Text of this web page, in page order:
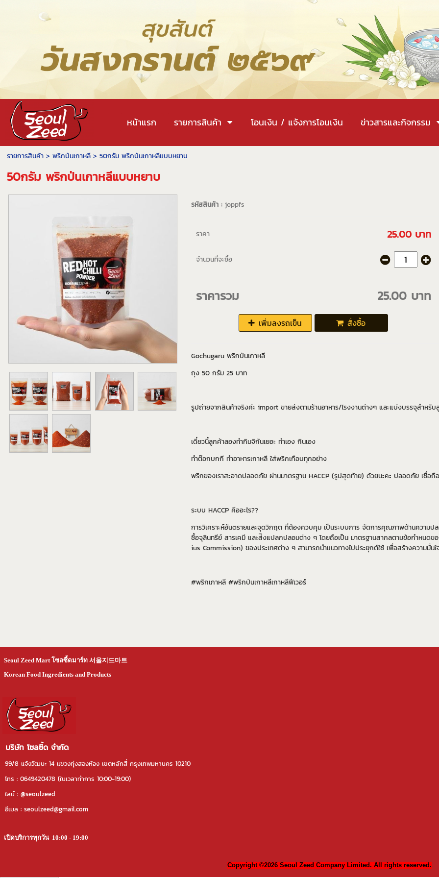
หน้าแรก รายการสินค้า โอนเงิน / แจ้งการโอนเงิน ข่าวสารและกิจกรรม
รายการสินค้า> พริกป่นเกาหลี> 50กรัม พริกป่นเกาหลีแบบหยาบ
50กรัม พริกป่นเกาหลีแบบหยาบ
รหัสสินค้า : joppfs
ราคา 25.00 บาท
จำนวนที่จะซื้อ
ราคารวม 25.00 บาท
เพิ่มลงรถเข็น สั่งซื้อ
Gochugaru พริกป่นเกาหลี
ถุง 50 กรัม 25 บาท
รูปถ่ายจากสินค้าจริงค่ะ import ขายส่งตามร้านอาหาร/โรงงานต่างๆ และแบ่งบรรจุสำหรั
เดี๋ยวนี้ลูกค้าลองทำกิมจิกันเยอะ ทำเอง กินเอง
ทำต๊อกบกกี ทำอาหารเกาหลี ใส่พริกเกือบทุกอย่าง
พริกของเราสะอาดปลอดภัย ผ่านมาตรฐาน HACCP (รูปสุดท้าย) ด้วยนะคะ ปลอดภัย เชื่อถื
ระบบ HACCP คืออะไร??
การวิเคราะห์อันตรายและจุดวิกฤต ที่ต้องควบคุม เป็นระบบการ จัดการคุณภาพด้านความป
ชื้อจุลินทรีย์ สารเคมี และส่ิงแปลกปลอมต่าง ๆ โดยถือเป็น มาตรฐานสากลตามข้อกําหนดข
ius Commission) ของประเทศต่าง ๆ สามารถนําแนวทางไปประยุกต์ใช้ เพื่อสร้างความมั่น
#พริกเกาหลี #พริกป่นเกาหลีเกาหลีฟีเวอร์
Seoul Zeed Mart โซลซี้ดมาร์ท 서울지드마트
Korean Food Ingredients and Products
บริษัท โซลซี้ด จำกัด
99/8 แจ้งวัฒนะ 14 แขวงทุ่งสองห้อง เขตหลักสี่ กรุงเทพมหานคร 10210
โทร : 0649420478 (ในเวลาทําการ 10:00-19:00)
ไลน์ : @seoulzeed
อีเมล : seoulzeed@gmail.com
เปิดบริการทุกวัน 10:00 - 19:00
Copyright ©2026 Seoul Zeed Company Limited. All rights reserved.